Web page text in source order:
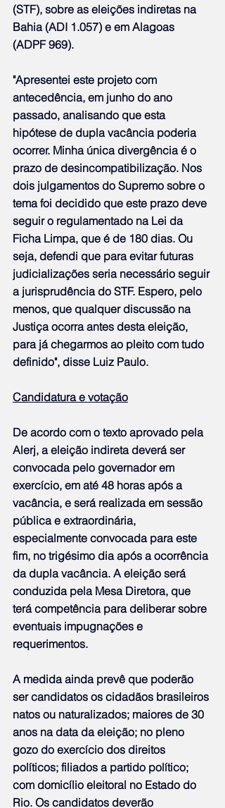
(STF), sobre as eleições indiretas na
Bahia (ADI 1.057) e em Alagoas
(ADPF 969).
"Apresentei este projeto com
antecedência, em junho do ano
passado, analisando que esta
hipótese de dupla vacância poderia
ocorrer. Minha única divergência é o
prazo de desincompatibilização. Nos
dois julgamentos do Supremo sobre o
tema foi decidido que este prazo deve
seguir o regulamentado na Lei da
Ficha Limpa, que é de 180 dias. Ou
seja, defendi que para evitar futuras
judicializações seria necessário seguir
a jurisprudência do STF. Espero, pelo
menos, que qualquer discussão na
Justiça ocorra antes desta eleição,
para já chegarmos ao pleito com tudo
definido", disse Luiz Paulo.
Candidatura e votação
De acordo com o texto aprovado pela
Alerj, a eleição indireta deverá ser
convocada pelo governador em
exercício, em até 48 horas após a
vacância, e será realizada em sessão
pública e extraordinária,
especialmente convocada para este
fim, no trigésimo dia após a ocorrência
da dupla vacância. A eleição será
conduzida pela Mesa Diretora, que
terá competência para deliberar sobre
eventuais impugnações e
requerimentos.
A medida ainda prevê que poderão
ser candidatos os cidadãos brasileiros
natos ou naturalizados; maiores de 30
anos na data da eleição; no pleno
gozo do exercício dos direitos
políticos; filiados a partido político;
com domicílio eleitoral no Estado do
Rio. Os candidatos deverão